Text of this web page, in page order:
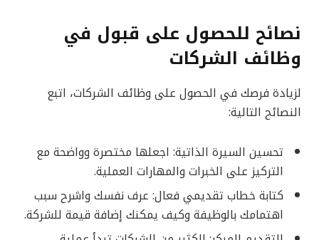
نصائح للحصول على قبول في
وظائف الشركات
لزيادة فرصك في الحصول على وظائف الشركات، اتبع
النصائح التالية:
تحسين السيرة الذاتية: اجعلها مختصرة وواضحة مع
التركيز على الخبرات والمهارات العملية.
كتابة خطاب تقديمي فعال: عرف نفسك واشرح سبب
اهتمامك بالوظيفة وكيف يمكنك إضافة قيمة للشركة.